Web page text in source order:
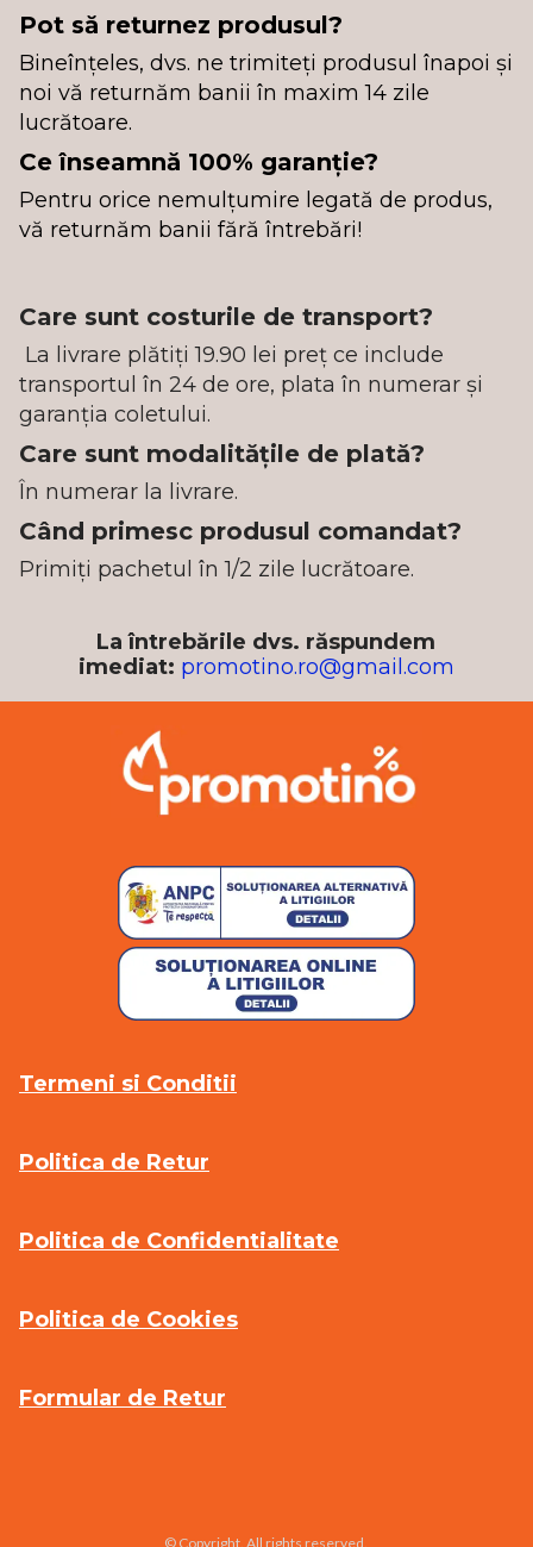
Pot să returnez produsul?
Bineînțeles, dvs. ne trimiteți produsul înapoi și
noi vă returnăm banii în maxim 14 zile
lucrătoare.
Ce înseamnă 100% garanție?
Pentru orice nemulțumire legată de produs,
vă returnăm banii fără întrebări!
Care sunt costurile de transport?
La livrare plătiți 19.90 lei preț ce include
transportul în 24 de ore, plata în numerar și
garanția coletului.
Care sunt modalitățile de plată?
În numerar la livrare.
Când primesc produsul comandat?
Primiți pachetul în 1/2 zile lucrătoare.
La întrebările dvs. răspundem
imediat: promotino.ro@gmail.com
Termeni si Conditii
Politica de Retur
Politica de Confidentialitate
Politica de Cookies
Formular de Retur
© Copyright. All rights reserved.